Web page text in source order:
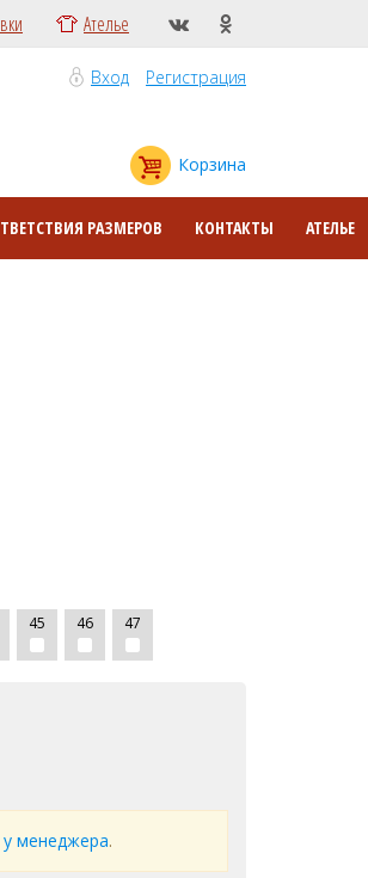
Ателье
Вход Регистрация
Корзина
РАЗМЕРОВ КОНТАКТЫ АТЕЛЬЕ
45 46 47
менеджера.